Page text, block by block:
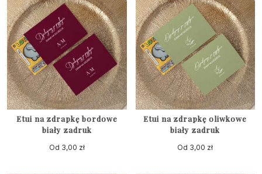
Etui na zdrapkę bordowe
biały zadruk
Od 3,00 zł
Etui na zdrapkę oliwkowe
biały zadruk
Od 3,00 zł